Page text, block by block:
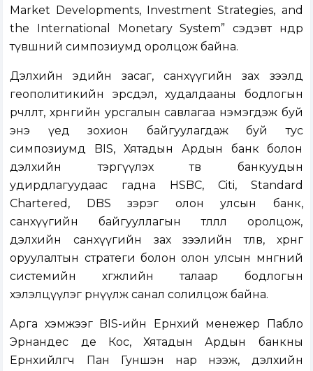
Market Developments, Investment Strategies, and
the International Monetary System” сэдэвт өндөр
түвшний симпозиумд оролцож байна.
Дэлхийн эдийн засаг, санхүүгийн зах зээлд
геополитикийн эрсдэл, худалдааны бодлогын
өөрчлөлт, хөрөнгийн урсгалын савлагаа нэмэгдэж буй
энэ үед зохион байгуулагдаж буй тус
симпозиумд BIS, Хятадын Ардын банк болон
дэлхийн тэргүүлэх төв банкуудын
удирдлагуудаас гадна HSBC, Citi, Standard
Chartered, DBS зэрэг олон улсын банк,
санхүүгийн байгууллагын төлөөлөл оролцож,
дэлхийн санхүүгийн зах зээлийн төлөв, хөрөнгө
оруулалтын стратеги болон олон улсын мөнгөний
системийн хөгжлийн талаар бодлогын
хэлэлцүүлэг өрнүүлж санал солилцож байна.
Арга хэмжээг BIS-ийн Ерөнхий менежер Пабло
Эрнандес де Кос, Хятадын Ардын банкны
Ерөнхийлөгч Пан Гуншэн нар нээж, дэлхийн